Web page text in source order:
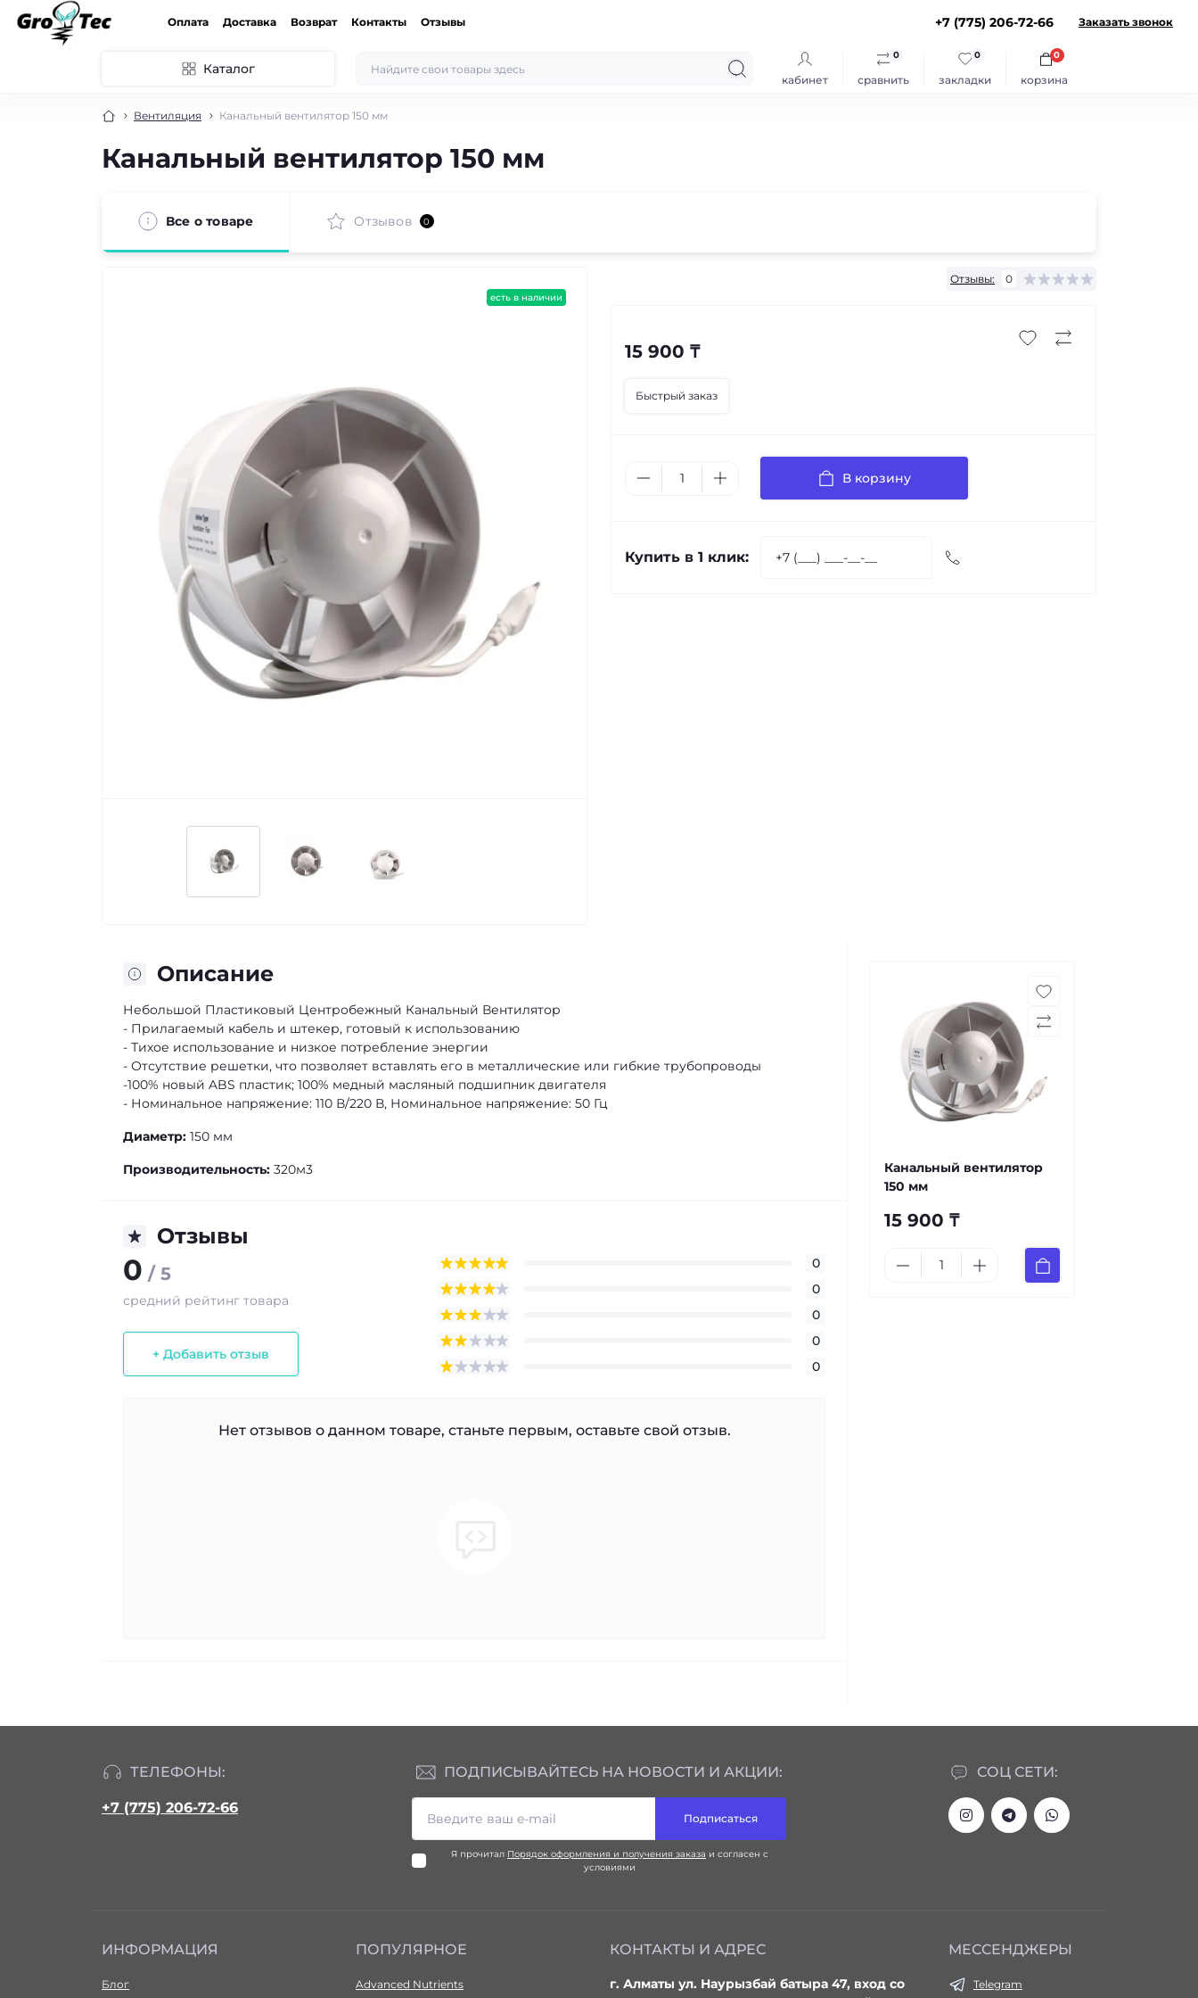
Оплата Доставка Возврат Контакты Отзывы +7 (775) 206-72-66 Заказать звонок
Каталог
кабинет сравнить
0
закладки
0
корзина
0
Вентиляция Канальный вентилятор 150 мм
Канальный вентилятор 150 мм
Все о товаре Отзывов 0
есть в наличии
Отзывы: 0
15 900 ₸
Быстрый заказ
В корзину
Купить в 1 клик:
Описание
Небольшой Пластиковый Центробежный Канальный Вентилятор
- Прилагаемый кабель и штекер, готовый к использованию
- Тихое использование и низкое потребление энергии
- Отсутствие решетки, что позволяет вставлять его в металлические или гибкие трубопроводы
-100% новый ABS пластик; 100% медный масляный подшипник двигателя
- Номинальное напряжение: 110 В/220 В, Номинальное напряжение: 50 Гц
Диаметр: 150 мм
Производительность: 320м3
Отзывы
0 / 5
средний рейтинг товара
+ Добавить отзыв
0
0
0
0
0
Нет отзывов о данном товаре, станьте первым, оставьте свой отзыв.
Канальный вентилятор
150 мм
15 900 ₸
ТЕЛЕФОНЫ:
+7 (775) 206-72-66
СОЦ СЕТИ:
ПОДПИСЫВАЙТЕСЬ НА НОВОСТИ И АКЦИИ:
Подписаться
Я прочитал Порядок оформления и получения заказа и согласен с
условиями
ИНФОРМАЦИЯ
Блог
ПОПУЛЯРНОЕ
Advanced Nutrients
КОНТАКТЫ И АДРЕС
г. Алматы ул. Наурызбай батыра 47, вход со
МЕССЕНДЖЕРЫ
Telegram